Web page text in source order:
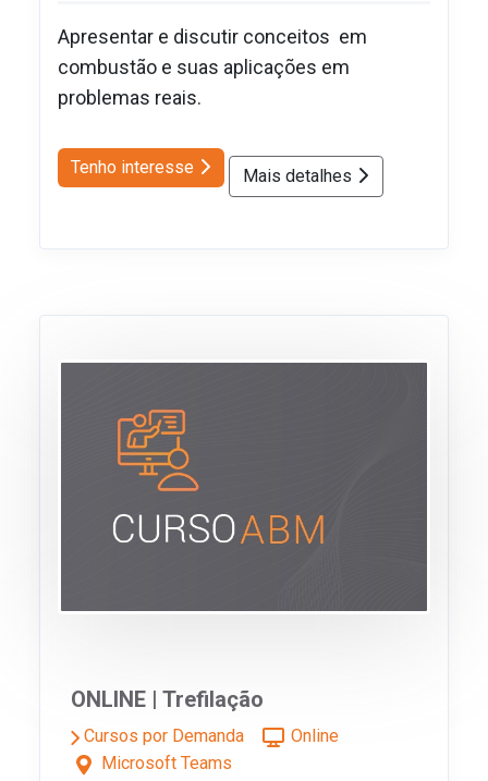
Apresentar e discutir conceitos em
combustão e suas aplicações em
problemas reais.
Tenho interesse Mais detalhes
ONLINE | Trefilação
Cursos por Demanda
Online
Microsoft Teams